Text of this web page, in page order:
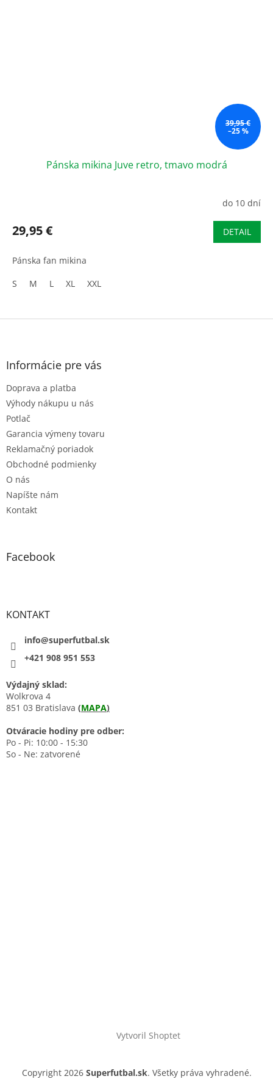
39,95 €
–25 %
Pánska mikina Juve retro, tmavo modrá
do 10 dní
29,95 € DETAIL
Pánska fan mikina
S
M L XL XXL
Z
Informácie pre vás
Doprava a platba
Výhody nákupu u nás
Potlač
Garancia výmeny tovaru
Reklamačný poriadok
Obchodné podmienky
O nás
Napíšte nám
Kontakt
Facebook
KONTAKT
info@superfutbal.sk
+421 908 951 553
Výdajný sklad:
Wolkrova 4
851 03 Bratislava (MAPA)
Otváracie hodiny pre odber:
Po - Pi: 10:00 - 15:30
So - Ne: zatvorené
Vytvoril Shoptet
Copyright 2026 Superfutbal.sk. Všetky práva vyhradené.